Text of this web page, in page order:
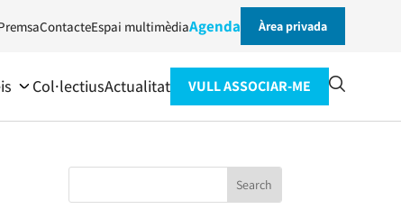
ContacteEspai multimèdiaAgenda Àrea privada
Col·lectiusActualitat VULL ASSOCIAR-ME